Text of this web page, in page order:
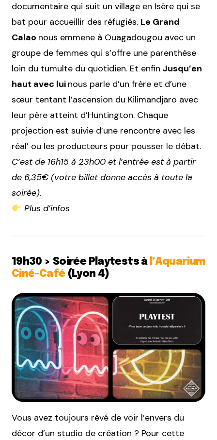
documentaire qui suit un village en Isère qui se
bat pour accueillir des réfugiés. Le Grand
Calao nous emmene à Ouagadougou avec un
groupe de femmes qui s’offre une parenthèse
loin du tumulte du quotidien. Et enfin Jusqu’en
haut avec lui nous parle d’un frère et d’une
sœur tentant l’ascension du Kilimandjaro avec
leur père atteint d’Huntington. Chaque
projection est suivie d’une rencontre avec les
réal’ ou les producteurs pour pousser le débat.
C’est de 16h15 à 23h00 et l’entrée est à partir
de 6,35€ (votre billet donne accès à toute la
soirée).
Plus d’infos
19h30 > Soirée Playtests à l’Aquarium
Ciné-Café(Lyon 4)
Vous avez toujours rêvé de voir l’envers du
décor d’un studio de création ? Pour cette